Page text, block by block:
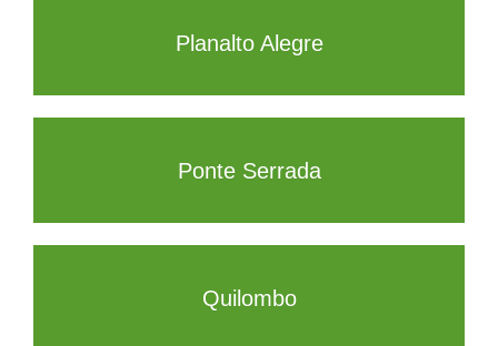
Planalto Alegre
Ponte Serrada
Quilombo